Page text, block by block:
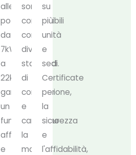
alle
potenze
da
7kW
a
22kW,
garantiscono
un
funzionamento
affidabile
e
sono
compatibili
con
diversi
standard
di
connessione,
e
caricano
la
maggior
su
più
unità
e
sedi.
Certificate
per
la
sicurezza
e
l'affidabilità,